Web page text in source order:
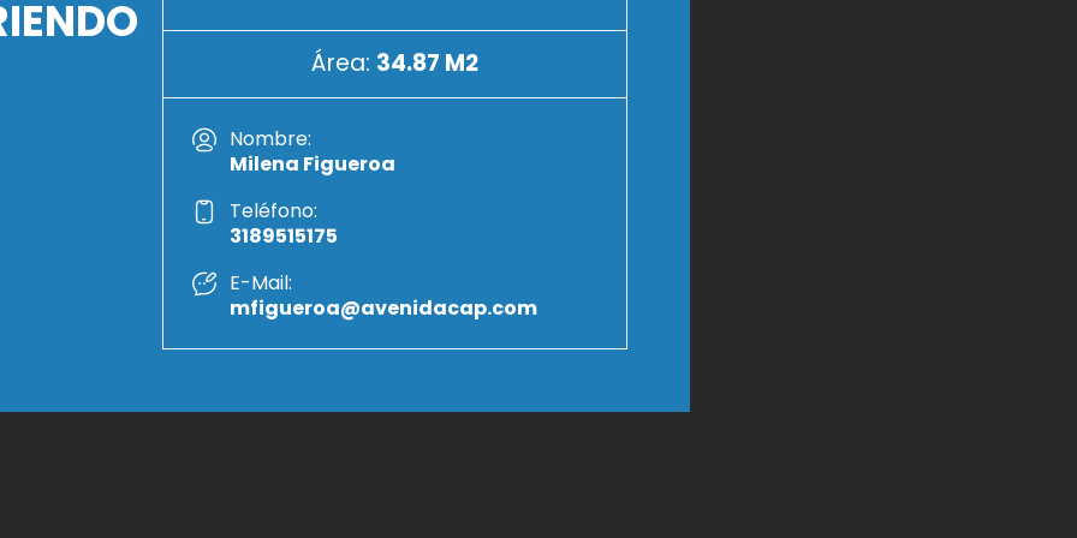
Área: 34.87 M2
Nombre:
Milena Figueroa
Teléfono:
3189515175
E-Mail:
mfigueroa@avenidacap.com